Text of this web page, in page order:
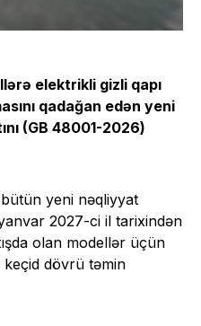
elektrikli gizli qapı
qadağan edən yeni
(GB 48001-2026)
yeni nəqliyyat
2027-ci il tarixindən
olan modellər üçün
dövrü təmin